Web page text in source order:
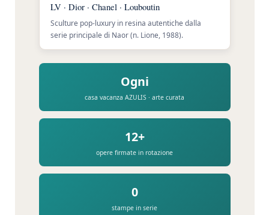
LV · Dior · Chanel · Louboutin
Sculture pop-luxury in resina autentiche dalla
serie principale di Naor (n. Lione, 1988).
Ogni
casa vacanza AZULIS · arte curata
12+
opere firmate in rotazione
0
stampe in serie